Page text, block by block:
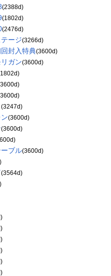
(2388d)
(1802d)
(2476d)
ージ(3266d)
封入特典(3600d)
ガン(3600d)
(3247d)
ン(3600d)
(3600d)
ブル(3600d)
(3564d)